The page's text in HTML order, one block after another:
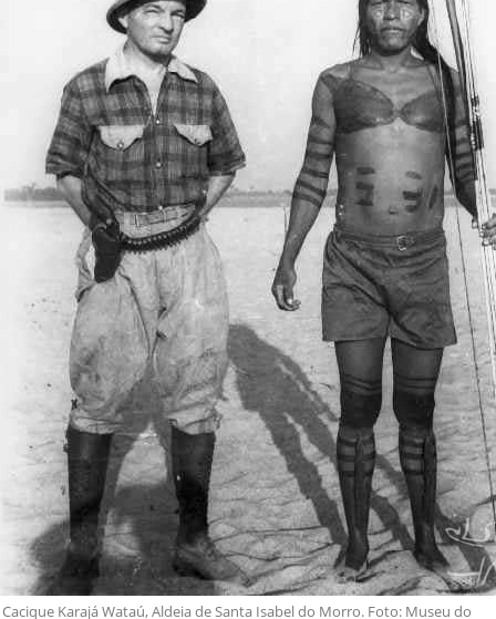
Cacique Karajá Wataú, Aldeia de Santa Isabel do Morro. Foto: Museu do